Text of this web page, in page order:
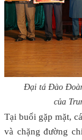
Đại tá Đào
của
Tại buổi gặp mặt,
và chặng đường